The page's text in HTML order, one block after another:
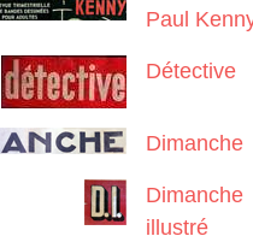
Paul
Détective
Dimanche
Dimanche
illustré